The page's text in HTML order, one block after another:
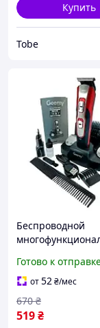
Купить
Tobe
Беспроводной
10 в 1 для
и бороды,
машинка для
Готово к
от52₴/мес
519₴
670 ₴